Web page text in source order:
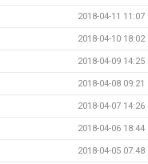
2018-04-11 11:07
2018-04-10 18:02
2018-04-09 14:25
2018-04-08 09:21
2018-04-07 14:26
2018-04-06 18:44
2018-04-05 07:48